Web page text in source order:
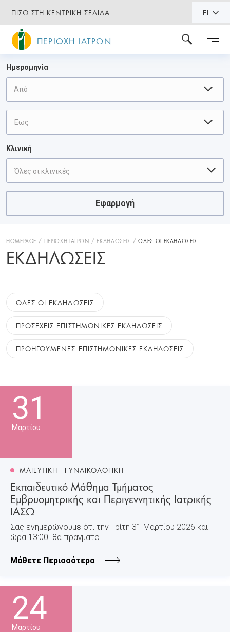
ΠΙΣΩ ΣΤΗ ΚΕΝΤΡΙΚΗ ΣΕΛΙΔΑ EL
ΠΕΡΙΟΧΗ ΙΑΤΡΩΝ
Ημερομηνία
Κλινική
Όλες οι κλινικές
Εφαρμογή
HOMEPAGE ΠΕΡΙΟΧΗ ΙΑΤΡΩΝ ΕΚΔΗΛΩΣΕΙΣ ΟΛΕΣ ΟΙ ΕΚΔΗΛΩΣΕΙΣ
ΕΚΔΗΛΏΣΕΙΣ
ΟΛΕΣ ΟΙ ΕΚΔΗΛΩΣΕΙΣ
ΠΡΟΣΕΧΕΙΣ ΕΠΙΣΤΗΜΟΝΙΚΕΣ ΕΚΔΗΛΩΣΕΙΣ
ΠΡΟΗΓΟΥΜΕΝΕΣ ΕΠΙΣΤΗΜΟΝΙΚΕΣ ΕΚΔΗΛΩΣΕΙΣ
31
Μαρτίου
ΜΑΙΕΥΤΙΚΗ - ΓΥΝΑΙΚΟΛΟΓΙΚΗ
Εκπαιδευτικό Μάθημα Τμήματος
Εμβρυομητρικής και Περιγεννητικής Ιατρικής
ΙΑΣΩ
Σας ενημερώνουμε ότι την Τρίτη 31 Μαρτίου 2026 και
ώρα 13:00 θα πραγματο...
Μάθετε Περισσότερα
24
Μαρτίου